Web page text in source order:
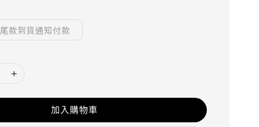
尾款到貨通知付款
加入購物車